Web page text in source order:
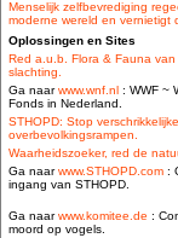
Menselijk zelfbevrediging
moderne wereld en vernietigt
Oplossingen en Sites
Red a.u.b. Flora & Fauna van
slachting.
Ga naarwww.wnf.nl : WWF ~
Fonds in Nederland.
STHOPD: Stop
overbevolkingsrampen.
Waarheidszoeker, red de
Ga naarwww.STHOPD.com :
ingang van STHOPD.
Ga naarwww.komitee.de :
moord op vogels.